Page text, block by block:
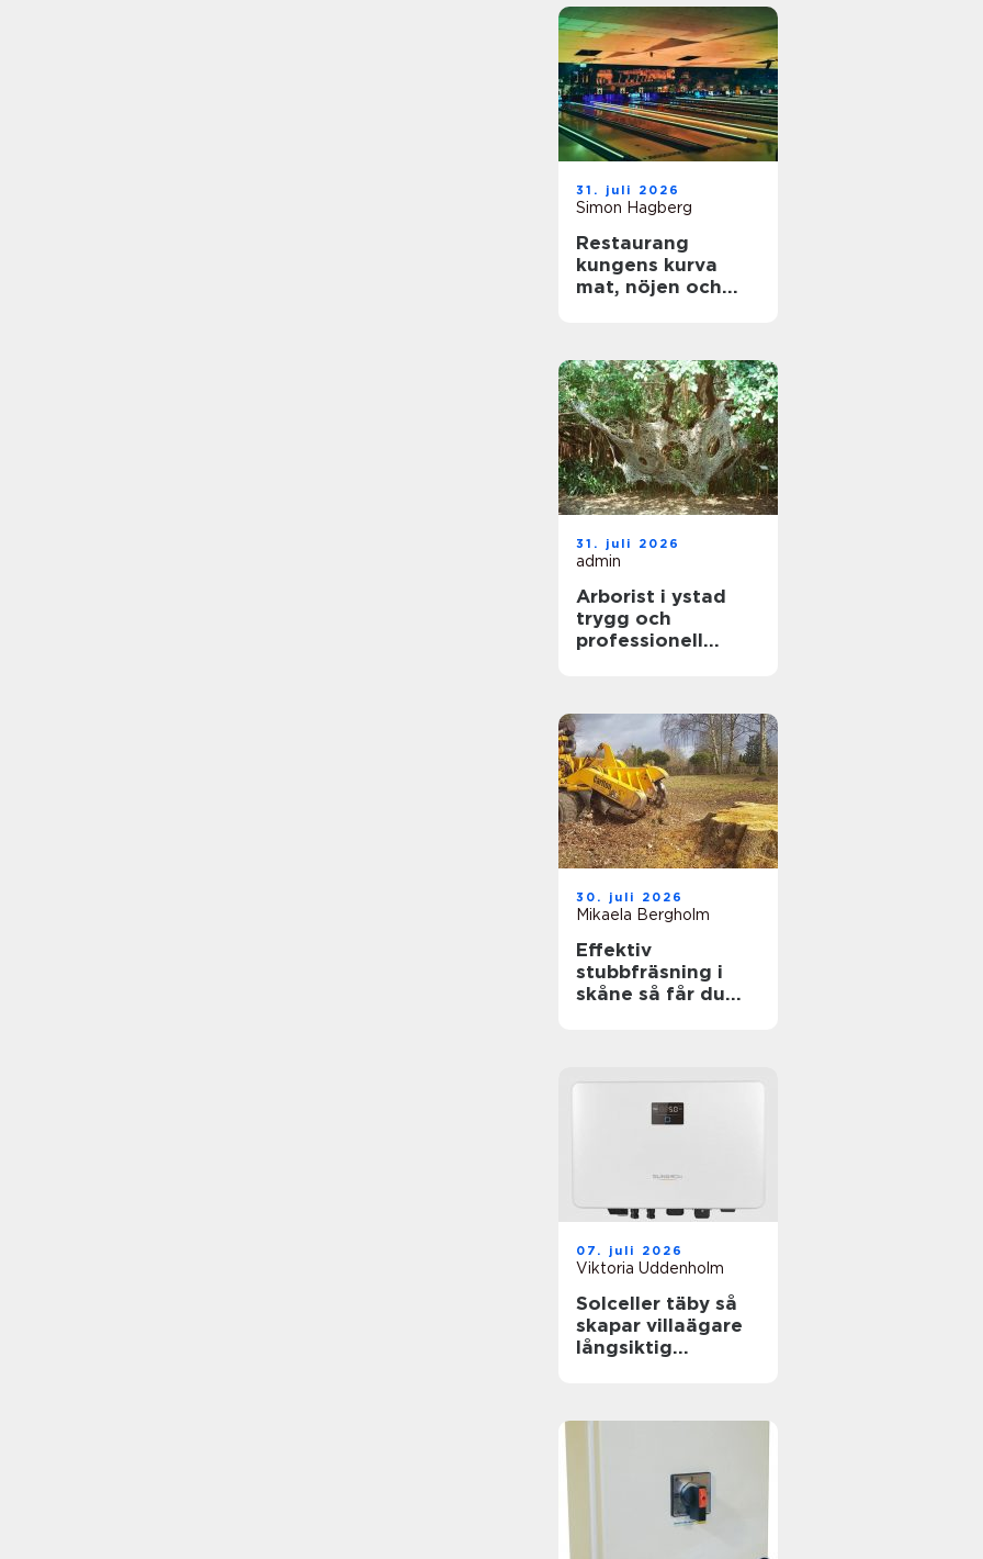
31. juli 2026
Simon Hagberg
Restaurang
kungens kurva
mat, nöjen och
31. juli 2026
admin
Arborist i ystad
trygg och
professionell
30. juli 2026
Mikaela Bergholm
Effektiv
stubbfräsning i
skåne så får du
07. juli 2026
Viktoria Uddenholm
Solceller täby så
skapar villaägare
långsiktig